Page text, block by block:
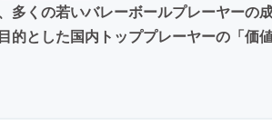
多くの若いバレーボールプレーヤー
的とした国内トッププレーヤーの「